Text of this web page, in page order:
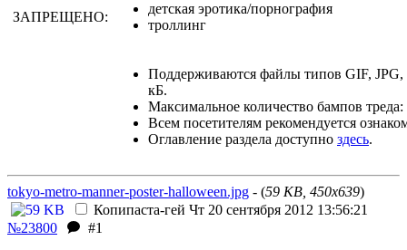
ЗАПРЕЩЕНО:
детская эротика/порнография
троллинг
Поддерживаются файлы типов GIF, JPG,
кБ.
Максимальное количество бампов треда:
Всем посетителям рекомендуется
Оглавление раздела доступно здесь.
tokyo-metro-manner-poster-halloween.jpg - (59 KB, 450x639)
Копипаста-гей Чт 20 сентября 2012 13:56:21
№23800
#1